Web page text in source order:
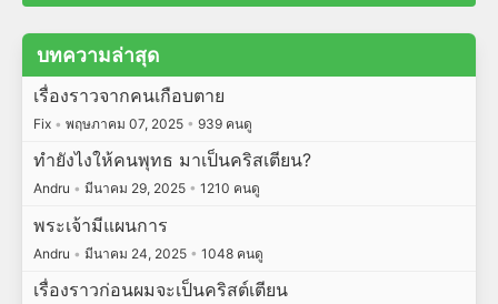
บทความล่าสุด
เรื่องราวจากคนเกือบตาย
Fix • พฤษภาคม 07, 2025 • 939 คนดู
ทำยังไงให้คนพุทธ มาเป็นคริสเตียน?
Andru • มีนาคม 29, 2025 • 1210 คนดู
พระเจ้ามีแผนการ
Andru • มีนาคม 24, 2025 • 1048 คนดู
เรื่องราวก่อนผมจะเป็นคริสต์เตียน